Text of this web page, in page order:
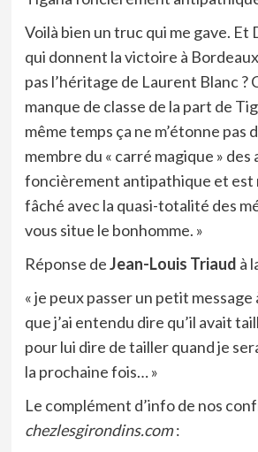
Voilà bien un truc qui me gave. Et
qui donnent la victoire à Bordeaux
pas l’héritage de Laurent Blanc ?
manque de classe de la part de
même temps ça ne m’étonne pas
membre du « carré magique » des
foncièrement antipathique et est
fâché avec la quasi-totalité des
vous situe le bonhomme. »
Réponse deJean-Louis Triaud à
« je peux passer un petit
que j’ai entendu dire qu’il avait
pour lui dire de tailler quand je
la prochaine fois… »
Le complément d’info de nos
chezlesgirondins.com: